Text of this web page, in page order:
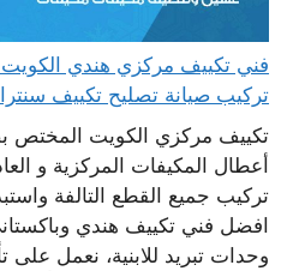
تركيب صيانة تصليح تكييف
تكييف مركزي الكويت المختص
أعطال المكيفات المركزية و
تركيب جميع القطع التالفة
افضل فني تكييف هندي
وحدات تبريد للابنية، نعمل على